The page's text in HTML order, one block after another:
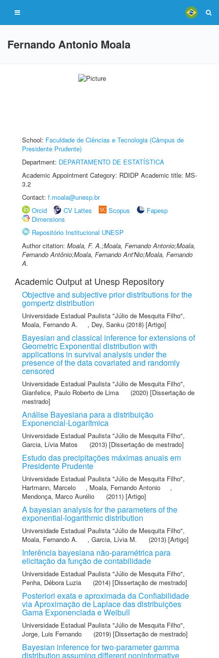
Fernando Antonio Moala
School: Faculdade de Ciências e Tecnologia (Câmpus de
Presidente Prudente)
Department: DEPARTAMENTO DE ESTATÍSTICA
Academic Appointment Category: RDIDP Academic title: MS-
3.2
Contact: f.moala@unesp.br
Orcid
CV Lattes Scopus
Fapesp
Dimensions
Repositório Institucional UNESP
Author citation: Moala, F. A.;Moala, Fernando Antonio;Moala,
Fernando Antônio;Moala, Fernando Ant'Nio;Moala, Fernando
A.
Academic Output at Unesp Repository
Objective and subjective prior distributions for the
gompertz distribution
Universidade Estadual Paulista "Júlio de Mesquita Filho",
Moala, Fernando A.
, Dey, Sanku (2018) [Artigo]
Bayesian and classical inference for extensions of
Geometric Exponential distribution with
applications in survival analysis under the
presence of the data covariated and randomly
censored
Universidade Estadual Paulista "Júlio de Mesquita Filho",
Gianfelice, Paulo Roberto de Lima
(2020) [Dissertação de
mestrado]
Análise Bayesiana para a distribuição
Exponencial-Logarítmica
Universidade Estadual Paulista "Júlio de Mesquita Filho",
Garcia, Lívia Matos
(2013) [Dissertação de mestrado]
Estudo das precipitações máximas anuais em
Presidente Prudente
Universidade Estadual Paulista "Júlio de Mesquita Filho",
Hartmann, Marcelo
, Moala, Fernando Antonio
,
Mendonça, Marco Aurélio
(2011) [Artigo]
A bayesian analysis for the parameters of the
exponential-logarithmic distribution
Universidade Estadual Paulista "Júlio de Mesquita Filho",
Moala, Fernando A.
, Garcia, Lívia M. (2013) [Artigo]
Inferência bayesiana não-paramétrica para
elicitação da função de contabilidade
Universidade Estadual Paulista "Júlio de Mesquita Filho",
Penha, Débora Luzia
(2014) [Dissertação de mestrado]
Posteriori exata e aproximada da Confiabilidade
via Aproximação de Laplace das distribuições
Gama Exponenciada e Weibull
Universidade Estadual Paulista "Júlio de Mesquita Filho",
Jorge, Luis Fernando
(2019) [Dissertação de mestrado]
Bayesian inference for two-parameter gamma
distribution assuming different noninformative